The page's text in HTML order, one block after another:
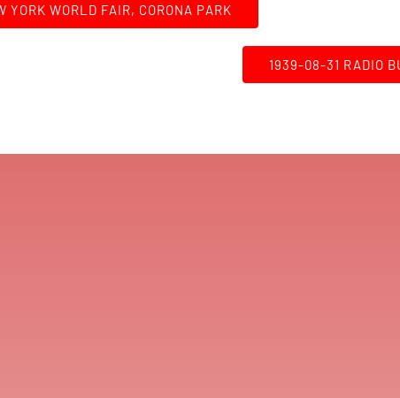
YORK WORLD FAIR, CORONA PARK
1939-08-31 RADIO